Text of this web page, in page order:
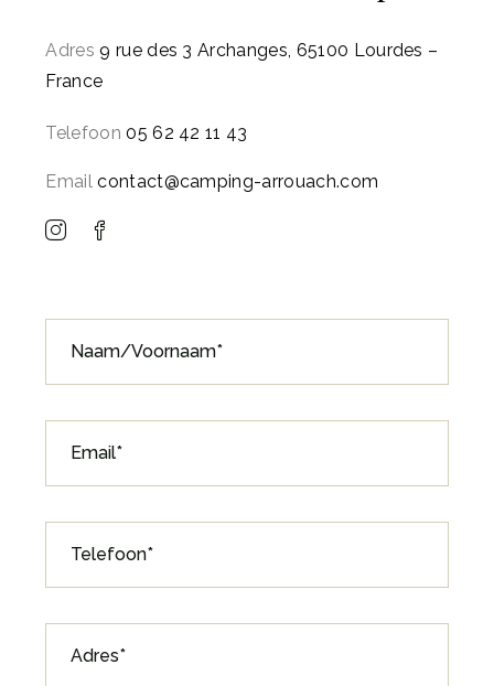
Adres9 rue des 3 Archanges, 65100 Lourdes –
France
Telefoon05 62 42 11 43
Emailcontact@camping-arrouach.com